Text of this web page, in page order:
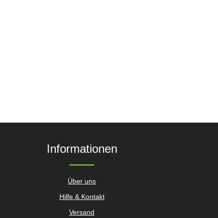
Informationen
Über uns
Hilfe & Kontakt
Versand